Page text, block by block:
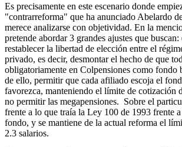
Es precisamente en este escenario donde
"contrarreforma" que ha anunciado Abelardo
merece analizarse con objetividad. En la
pretende abordar 3 grandes ajustes que
restablecer la libertad de elección entre el
privado, es decir, desmontar el hecho de que
obligatoriamente en Colpensiones como fondo
de ello, permitir que cada afiliado escoja el
favorezca, manteniendo el límite de cotización
no permitir las megapensiones. Sobre el
frente a lo que traía la Ley 100 de 1993 frente
fondo, y se mantiene de la actual reforma el
2.3 salarios.